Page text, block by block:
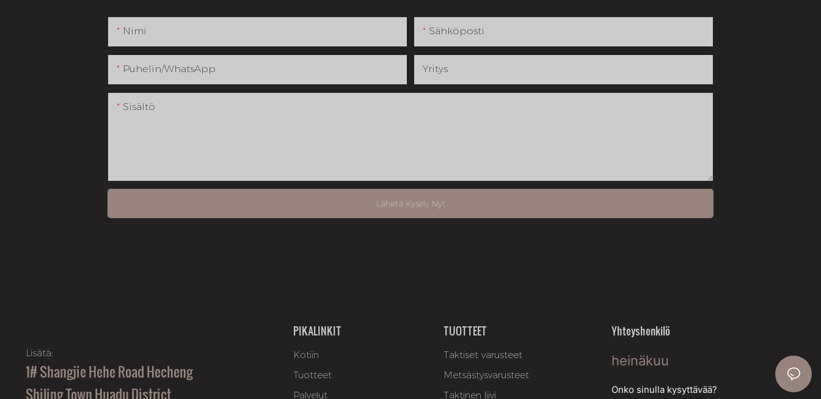
Nimi Sähköposti
Puhelin/WhatsApp Yritys
Sisältö
Lähetä Kysely Nyt
Lisätä:
1# Shangjie Hehe Road Hecheng
Shiling Town Huadu District
PIKALINKIT
Kotiin
Tuotteet
Palvelut
TUOTTEET
Taktiset varusteet
Metsästysvarusteet
Taktinen liivi
Yhteyshenkilö
heinäkuu
Onko sinulla kysyttävää?